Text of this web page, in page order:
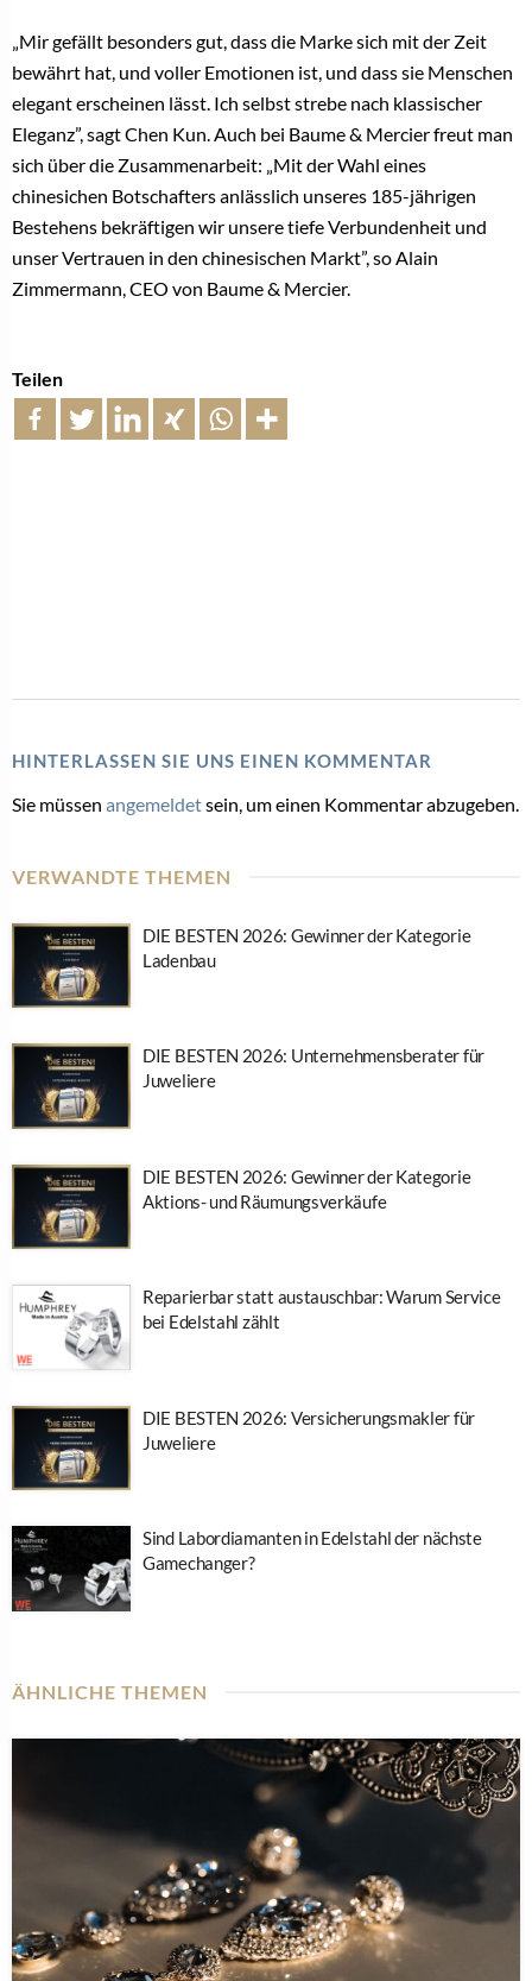
„Mir gefällt besonders gut, dass die Marke sich mit der Zeit
bewährt hat, und voller Emotionen ist, und dass sie Menschen
elegant erscheinen lässt. Ich selbst strebe nach klassischer
Eleganz”, sagt Chen Kun. Auch bei Baume & Mercier freut man
sich über die Zusammenarbeit: „Mit der Wahl eines
chinesichen Botschafters anlässlich unseres 185-jährigen
Bestehens bekräftigen wir unsere tiefe Verbundenheit und
unser Vertrauen in den chinesischen Markt”, so Alain
Zimmermann, CEO von Baume & Mercier.
Teilen
HINTERLASSEN SIE UNS EINEN KOMMENTAR
Sie müssen angemeldetsein, um einen Kommentar abzugeben.
VERWANDTE THEMEN
DIE BESTEN 2026: Gewinner der Kategorie
Ladenbau
DIE BESTEN 2026: Unternehmensberater für
Juweliere
DIE BESTEN 2026: Gewinner der Kategorie
Aktions- und Räumungsverkäufe
Reparierbar statt austauschbar: Warum Service
bei Edelstahl zählt
DIE BESTEN 2026: Versicherungsmakler für
Juweliere
Sind Labordiamanten in Edelstahl der nächste
Gamechanger?
ÄHNLICHE THEMEN